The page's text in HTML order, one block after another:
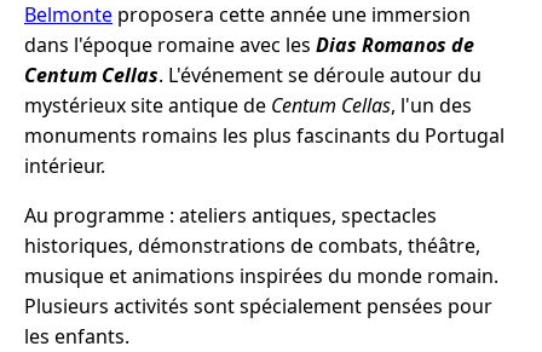
Belmonte proposera cette année une immersion
dans l'époque romaine avec les Dias Romanos de
Centum Cellas. L'événement se déroule autour du
mystérieux site antique de Centum Cellas, l'un des
monuments romains les plus fascinants du Portugal
intérieur.
Au programme : ateliers antiques, spectacles
historiques, démonstrations de combats, théâtre,
musique et animations inspirées du monde romain.
Plusieurs activités sont spécialement pensées pour
les enfants.